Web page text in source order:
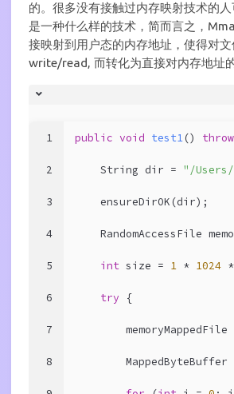
的。很多没有接触过内存映射技术的
是一种什么样的技术，简而言之，
接映射到用户态的内存地址，使得对
write/read, 而转化为直接对内存地址的
1
2
3
4
5
6
7
8
public void test1()
    String dir =
"/
    ensureDirOK(dir);
RandomAccessFile
int size = 1 * 1024 *
try {
memoryMappedFile